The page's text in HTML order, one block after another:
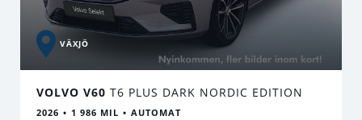
VÄXJÖ
VOLVO V60 T6 PLUS DARK NORDIC EDITION
2026 1 986 MIL AUTOMAT